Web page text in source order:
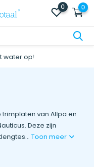
0 0
water op!
van Allpa en
Deze zijn
Toon meer